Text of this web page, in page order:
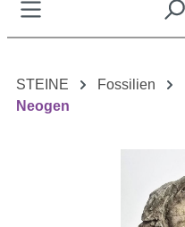
STEINE Fossilien
Neogen